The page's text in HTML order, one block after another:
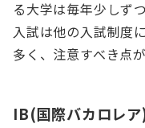
る大学は毎年少しず
入試は他の入試制度
多く、注意すべき点
IB(国際バカロレ